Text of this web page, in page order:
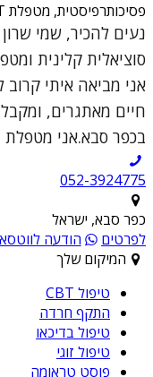
פסיכותרפיסטית, מטפלת CBT
נעים להכיר, שמי
חיים מאתגרים,
בכפר סבא.אני מטפלת
052-3924775
כפר סבא, ישראל
לפרטים
הודעה
המיקום שלך
טיפול CBT
התקף חרדה
טיפול בדיכאו
טיפול זוגי
פוסט טראומה